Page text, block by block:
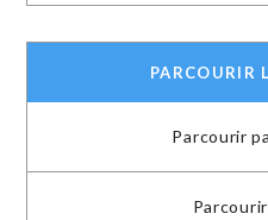
PARCOURIR
Parcourir